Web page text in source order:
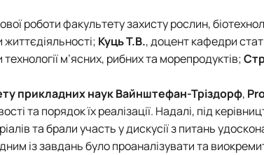
роботи факультету захисту рослин,
життєдіяльності; Куць Т.В., доцент кафедри
м’ясних, рибних та морепродуктів;
прикладних наук Вайнштефан-Тріздорф,
та порядок їх реалізації. Надалі, під
та брали участь у дискусії з питань
із завдань було проаналізувати та